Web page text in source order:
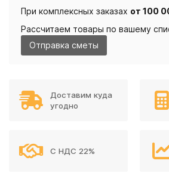
При комплексных заказах от 100
Рассчитаем товары по вашему
Отправка сметы
Доставим куда
угодно
С НДС 22%